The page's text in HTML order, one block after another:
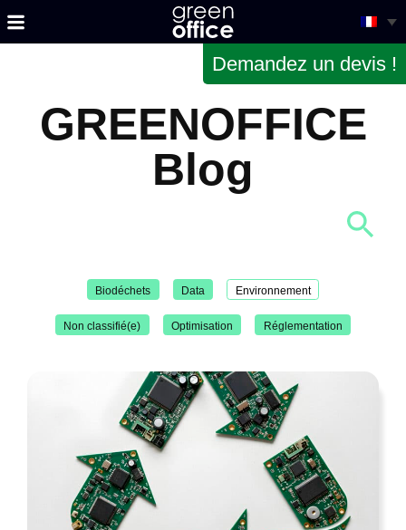
Demandez un devis !
GREENOFFICE
Blog
Biodéchets Data Environnement
Non classifié(e) Optimisation Réglementation